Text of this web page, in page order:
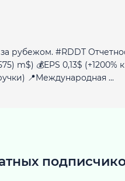
#RDDT
m$) 💰EPS 0,13$
📍Международная ...